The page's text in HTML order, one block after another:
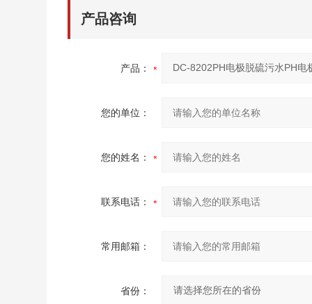
产品咨询
产品：
您的单位：
您的姓名：
联系电话：
常用邮箱：
省份：